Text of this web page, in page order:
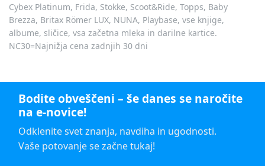
Cybex Platinum, Frida, Stokke, Scoot&Ride, Topps, Baby
Brezza, Britax Römer LUX, NUNA, Playbase, vse knjige,
albume, sličice, vsa začetna mleka in darilne kartice.
NC30=Najnižja cena zadnjih 30 dni
Bodite obveščeni – še danes se naročite
na e-novice!
Odklenite svet znanja, navdiha in ugodnosti.
Vaše potovanje se začne tukaj!